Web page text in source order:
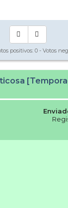
positivos: 0 - Votos